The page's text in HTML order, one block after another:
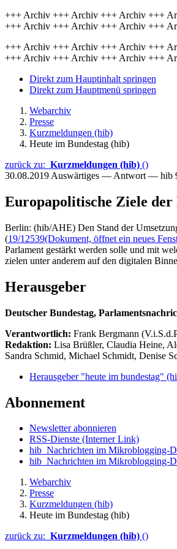
+++ Archiv +++ Archiv +++ Archiv +++
+++ Archiv +++ Archiv +++ Archiv +++
+++ Archiv +++ Archiv +++ Archiv +++
+++ Archiv +++ Archiv +++ Archiv +++
Direkt zum Hauptinhalt springen
Direkt zum Hauptmenü springen
Webarchiv
Presse
Kurzmeldungen (hib)
Heute im Bundestag (hib)
zurück zu: Kurzmeldungen (hib) ()
30.08.2019 Auswärtiges — Antwort — hib
Europapolitische Ziele
Berlin: (hib/AHE) Den Stand der
(19/12539(Dokument, öffnet ein neues
Parlament gestärkt werden solle und mit
zielen unter anderem auf den digitalen
Herausgeber
Deutscher Bundestag,
Verantwortlich: Frank Bergmann
Redaktion: Lisa Brüßler, Claudia Heine,
Sandra Schmid, Michael Schmidt, Denise
Herausgeber "heute im bundestag"
Abonnement
Newsletter abonnieren
RSS-Dienste (Interner Link)
hib_Nachrichten im Mikroblogging-
hib_Nachrichten im Mikroblogging-
Webarchiv
Presse
Kurzmeldungen (hib)
Heute im Bundestag (hib)
zurück zu: Kurzmeldungen (hib) ()